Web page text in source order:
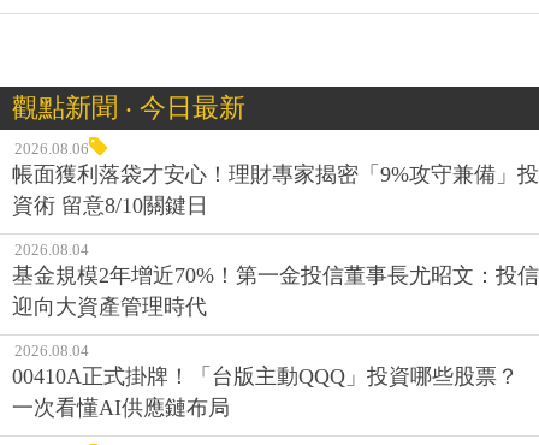
觀點新聞 ‧ 今日最新
2026.08.06
帳面獲利落袋才安心！理財專家揭密「9%攻守兼備」投
資術 留意8/10關鍵日
2026.08.04
基金規模2年增近70%！第一金投信董事長尤昭文：投信
迎向大資產管理時代
2026.08.04
00410A正式掛牌！「台版主動QQQ」投資哪些股票？
一次看懂AI供應鏈布局